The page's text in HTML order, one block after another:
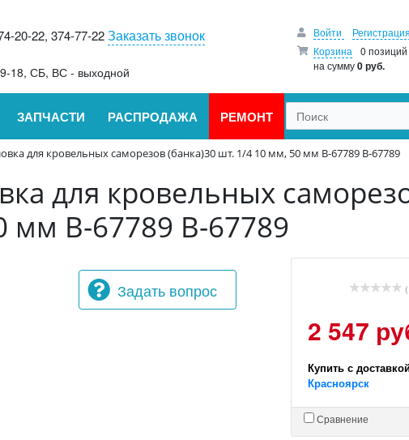
20-22, 374-77-22 Заказать звонок
18, СБ, ВС - выходной
Войти
Регистрация
Корзина
0 позиций
на сумму0 руб.
ЗАПЧАСТИ РАСПРОДАЖА РЕМОНТ
для кровельных саморезов (банка)30 шт. 1/4 10 мм, 50 мм B-67789 B-67789
для кровельных
мм B-67789 B-67789
Задать вопрос
2 547
Купить с
Красноярск
Сравнение